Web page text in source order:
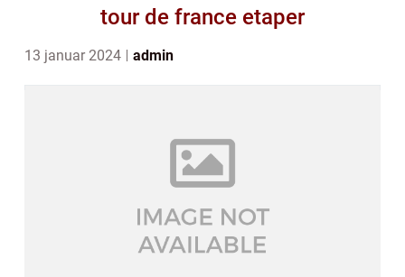
tour de france etaper
13 januar 2024 admin